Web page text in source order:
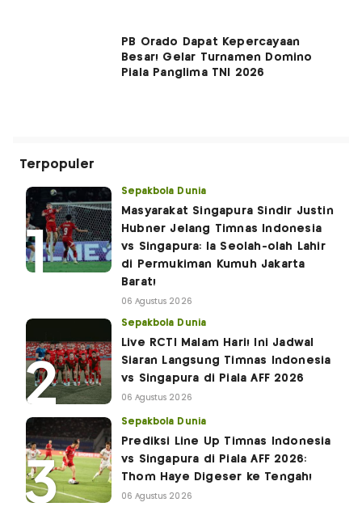
PB Orado Dapat Kepercayaan
Besar! Gelar Turnamen Domino
Piala Panglima TNI 2026
Terpopuler
Sepakbola Dunia
Masyarakat Singapura Sindir Justin
Hubner Jelang Timnas Indonesia
vs Singapura: Ia Seolah-olah Lahir
di Permukiman Kumuh Jakarta
Barat!
06 Agustus 2026
Sepakbola Dunia
Live RCTI Malam Hari! Ini Jadwal
Siaran Langsung Timnas Indonesia
vs Singapura di Piala AFF 2026
06 Agustus 2026
Sepakbola Dunia
Prediksi Line Up Timnas Indonesia
vs Singapura di Piala AFF 2026:
Thom Haye Digeser ke Tengah!
06 Agustus 2026